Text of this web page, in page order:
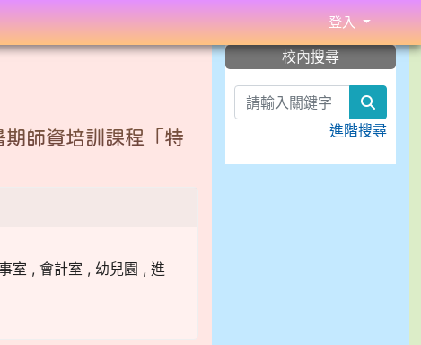
師資培訓課程「特
室 , 會計室 , 幼兒園 , 進
::: 校內搜尋
進階搜尋
登入